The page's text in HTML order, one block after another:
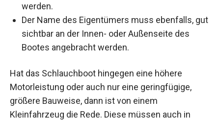
werden.
Der Name des Eigentümers muss ebenfalls, gut
sichtbar an der Innen- oder Außenseite des
Bootes angebracht werden.
Hat das Schlauchboot hingegen eine höhere
Motorleistung oder auch nur eine geringfügige,
größere Bauweise, dann ist von einem
Kleinfahrzeug die Rede. Diese müssen auch in